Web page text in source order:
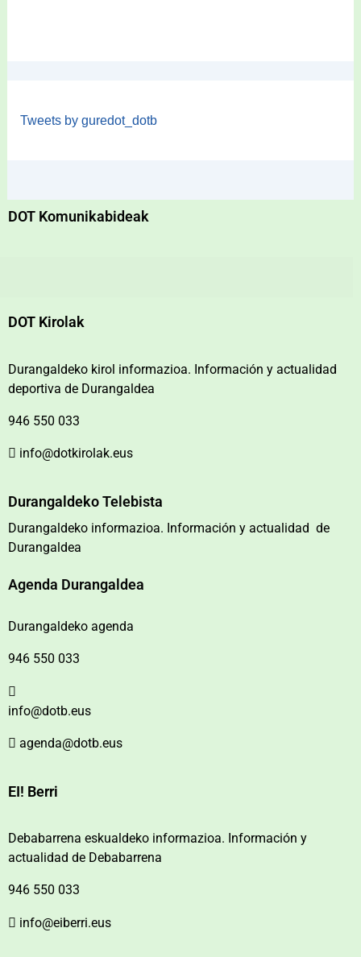
Tweets by guredot_dotb
DOT Komunikabideak
DOT Kirolak
Durangaldeko kirol informazioa. Información y actualidad
deportiva de Durangaldea
946 550 033
info@dotkirolak.eus
Durangaldeko Telebista
Durangaldeko informazioa. Información y actualidad de
Durangaldea
Agenda Durangaldea
Durangaldeko agenda
946 550 033
info@dotb.eus
agenda@dotb.eus
EI! Berri
Debabarrena eskualdeko informazioa. Información y
actualidad de Debabarrena
946 550 033
info@eiberri.eus